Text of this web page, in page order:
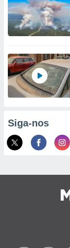
Siga-nos